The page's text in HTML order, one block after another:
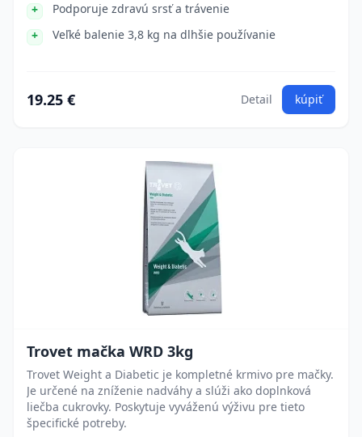
Podporuje zdravú srsť a trávenie
Veľké balenie 3,8 kg na dlhšie používanie
19.25 € Detail kúpiť
Trovet mačka WRD 3kg
Trovet Weight a Diabetic je kompletné krmivo pre mačky.
Je určené na zníženie nadváhy a slúži ako doplnková
liečba cukrovky. Poskytuje vyváženú výživu pre tieto
špecifické potreby.